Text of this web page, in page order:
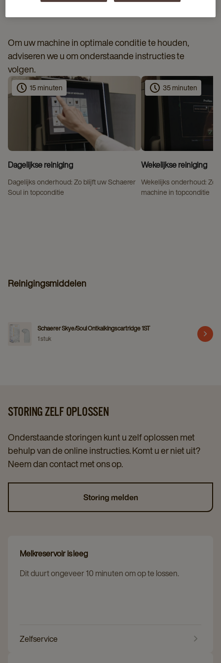
SCHOONMAAKINSTRUCTIES
Om uw machine in optimale conditie te houden,
adviseren we u om onderstaande instructies te
volgen.
15 minuten
Dagelijkse reiniging
Dagelijks onderhoud: Zo blijft uw Schaerer
Soul in topconditie
35 minuten
Wekelijkse reiniging
Wekelijks onderhoud: Zo
machine in topconditie
Reinigingsmiddelen
Schaerer Skye/Soul Ontkalkingscartridge 1ST
1 stuk
STORING ZELF OPLOSSEN
Onderstaande storingen kunt u zelf oplossen met
behulp van de online instructies. Komt u er niet uit?
Neem dan contact met ons op.
Storing melden
Melkreservoir is leeg
Dit duurt ongeveer 10 minuten om op te lossen.
Zelfservice